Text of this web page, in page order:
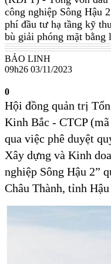
công nghiệp Sông Hậu
phí đầu tư hạ tầng kỹ
bù giải phóng mặt
BẢO LINH
09h26 03/11/2023
0
Hội đồng quản trị
Kinh Bắc - CTCP
qua việc phê duyệt
Xây dựng và Kinh
nghiệp Sông Hậu 2”
Châu Thành, tỉnh